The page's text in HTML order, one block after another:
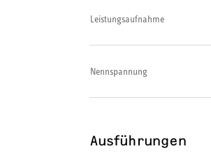
Leistungsaufnahme
Nennspannung
Ausführungen